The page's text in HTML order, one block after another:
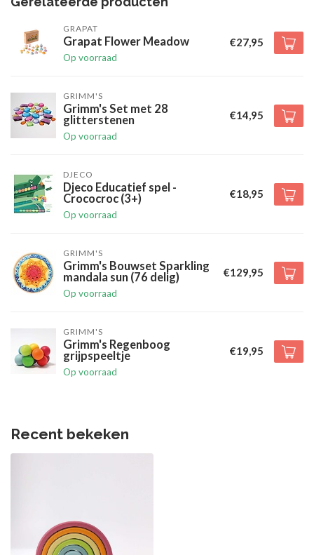
GRAPAT
Grapat Flower Meadow
Op voorraad
€27,95
GRIMM'S
Grimm's Set met 28
glitterstenen
Op voorraad
€14,95
DJECO
Djeco Educatief spel -
Crococroc (3+)
Op voorraad
€18,95
GRIMM'S
Grimm's Bouwset Sparkling
mandala sun (76 delig)
Op voorraad
€129,95
GRIMM'S
Grimm's Regenboog
grijpspeeltje
Op voorraad
€19,95
Recent bekeken